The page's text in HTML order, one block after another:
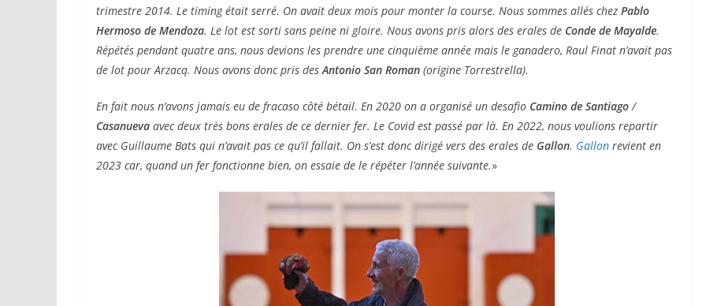
trimestre 2014. Le timing était serré. On avait deux mois pour monter la course. Nous sommes allés chez Pablo
Hermoso de Mendoza. Le lot est sorti sans peine ni gloire. Nous avons pris alors des erales de Conde de Mayalde.
Répétés pendant quatre ans, nous devions les prendre une cinquième année mais le ganadero, Raul Finat n’avait pas
de lot pour Arzacq. Nous avons donc pris desAntonio San Roman (origine Torrestrella).
En fait nous n’avons jamais eu de fracaso côté bétail. En 2020 on a organisé un desafio Camino de Santiago/
Casanueva avec deux très bons erales de ce dernier fer. Le Covid est passé par là. En 2022, nous voulions repartir
avec Guillaume Bats qui n’avait pas ce qu’il fallait. On s’est donc dirigé vers des erales de Gallon. Gallon revient en
2023 car, quand un fer fonctionne bien, on essaie de le répéter l’année suivante.»